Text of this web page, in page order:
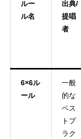
ルー
ル名
出典/
提唱
者
6×6ル
ール
一般
的な
ベス
トプ
ラク